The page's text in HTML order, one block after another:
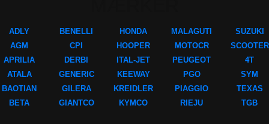
ADLY
AGM
APRILIA
ATALA
BAOTIAN
BETA
BENELLI
CPI
DERBI
GENERIC
GILERA
GIANTCO
HONDA
HOOPER
ITAL-JET
KEEWAY
KREIDLER
KYMCO
MALAGUTI
MOTOCR
PEUGEOT
PGO
PIAGGIO
RIEJU
SUZUKI
SCOOTER
4T
SYM
TEXAS
TGB